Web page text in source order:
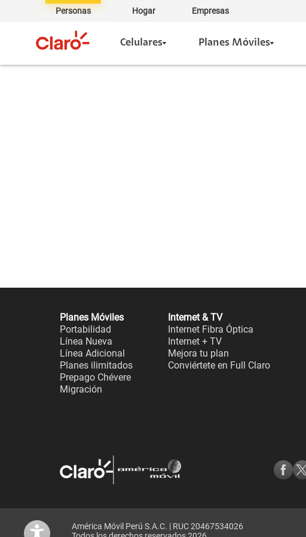
Personas Hogar Empresas
Celulares Planes Móviles
Planes Móviles
Portabilidad
Línea Nueva
Línea Adicional
Planes ilimitados
Prepago Chévere
Migración
Internet & TV
Internet Fibra Óptica
Internet + TV
Mejora tu plan
Conviértete en Full Claro
América Móvil Perú S.A.C. | RUC 20467534026